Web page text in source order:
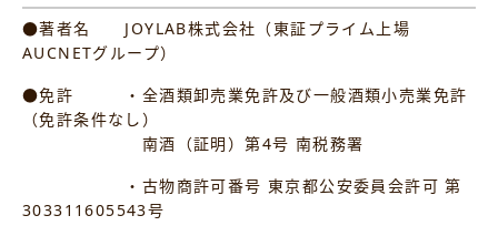
●著者名 JOYLAB株式会社（東証プライム上場
AUCNETグループ）
●免許 ・全酒類卸売業免許及び一般酒類小売業免許
（免許条件なし）
南酒（証明）第4号 南税務署
・古物商許可番号 東京都公安委員会許可 第
303311605543号